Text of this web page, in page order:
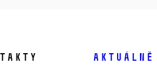
Aktuálně